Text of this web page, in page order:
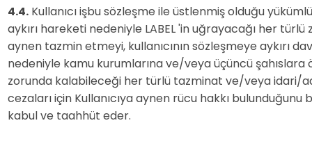
4.4. Kullanıcı işbu sözleşme ile üstlenmiş olduğu
aykırı hareketi nedeniyle LABEL 'in uğrayacağı her türlü
aynen tazmin etmeyi, kullanıcının sözleşmeye aykırı
nedeniyle kamu kurumlarına ve/veya üçüncü şahıslara
zorunda kalabileceği her türlü tazminat ve/veya idari/
cezaları için Kullanıcıya aynen rücu hakkı bulunduğunu
kabul ve taahhüt eder.